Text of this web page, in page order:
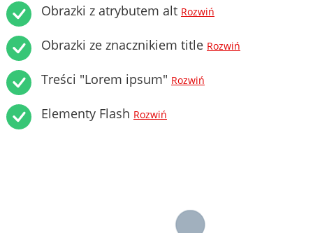
Obrazki z atrybutem alt Rozwiń
Obrazki ze znacznikiem title Rozwiń
Treści "Lorem ipsum" Rozwiń
Elementy Flash Rozwiń